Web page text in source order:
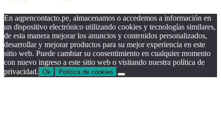
En aqpencontacto.pe, almacenamos o accedemos a información en
un dispositivo electrónico utilizando cookies y tecnologías similares,
de esta manera mejorar los anuncios y contenidos personalizados,
desarrollar y mejorar productos para su mejor experiencia en este
sitio web. Puede cambiar su consentimiento en cualquier momento
con nuevo ingreso a este sitio web o visitando nuestra política de
privacidad. Ok Política de cookies